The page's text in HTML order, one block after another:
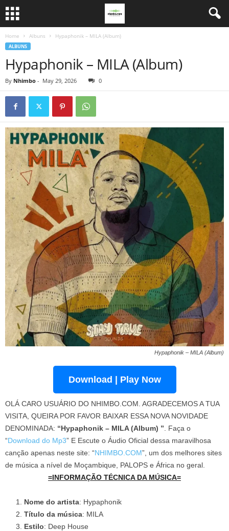
Home Albuns Hypaphonik – MILA (Album)
ALBUNS
Hypaphonik – MILA (Album)
By Nhimbo - May 29, 2026 0
Hypaphonik – MILA (Album)
Download | Play Now
OLÁ CARO USUÁRIO DO NHIMBO.COM. AGRADECEMOS A TUA
VISITA, QUEIRA POR FAVOR BAIXAR ESSA NOVA NOVIDADE
DENOMINADA: “Hypaphonik – MILA (Album) ” . Faça o
“Download do Mp3” E Escute o Áudio Oficial dessa maravilhosa
canção apenas neste site: “NHIMBO.COM”, um dos melhores sites
de música a nível de Moçambique, PALOPS e África no geral.
=INFORMAÇÃO TÉCNICA DA MÚSICA=
Nome do artista: Hypaphonik
Título da música: MILA
Estilo: Deep House